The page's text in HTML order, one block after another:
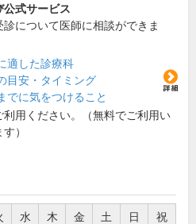
公式サービス
診について医師に相談ができま
適した診療科
目安・タイミング
でに気をつけること
利用ください。（無料でご利用い
）
水 木 金 土 日 祝